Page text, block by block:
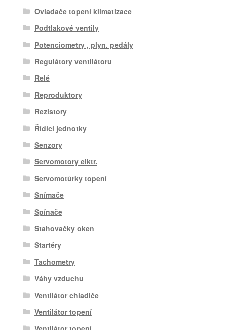
Ovladače topení klimatizace
Podtlakové ventily
Potenciometry , plyn. pedály
Regulátory ventilátoru
Relé
Reproduktory
Rezistory
Řídící jednotky
Senzory
Servomotory elktr.
Servomotůrky topení
Snímače
Spínače
Stahovačky oken
Startéry
Tachometry
Váhy vzduchu
Ventilátor chladiče
Ventilátor topení